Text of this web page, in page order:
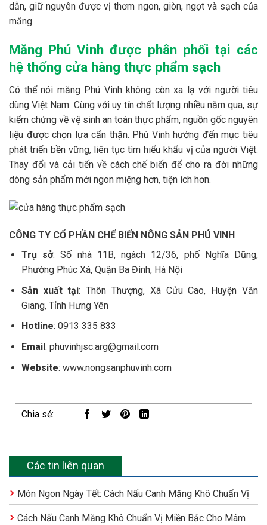
dẫn, giữ nguyên được vị thơm ngon, giòn, ngọt và sạch của
măng.
Măng Phú Vinh được phân phối tại các
hệ thống cửa hàng thực phẩm sạch
Có thể nói măng Phú Vinh không còn xa lạ với người tiêu
dùng Việt Nam. Cùng với uy tín chất lượng nhiều năm qua, sự
kiểm chứng về vệ sinh an toàn thực phẩm, nguồn gốc nguyên
liệu được chọn lựa cẩn thận. Phú Vinh hướng đến mục tiêu
phát triển bền vững, liên tục tìm hiểu khẩu vị của người Việt.
Thay đổi và cải tiến về cách chế biến để cho ra đời những
dòng sản phẩm mới ngon miệng hơn, tiện ích hơn.
CÔNG TY CỔ PHẦN CHẾ BIẾN NÔNG SẢN PHÚ VINH
Trụ sở: Số nhà 11B, ngách 12/36, phố Nghĩa Dũng,
Phường Phúc Xá, Quận Ba Đình, Hà Nội
Sản xuất tại: Thôn Thượng, Xã Cửu Cao, Huyện Văn
Giang, Tỉnh Hưng Yên
Hotline: 0913 335 833
Email: phuvinhjsc.arg@gmail.com
Website: www.nongsanphuvinh.com
Chia sẻ:
Các tin liên quan
Món Ngon Ngày Tết: Cách Nấu Canh Măng Khô Chuẩn Vị
Cách Nấu Canh Măng Khô Chuẩn Vị Miền Bắc Cho Mâm